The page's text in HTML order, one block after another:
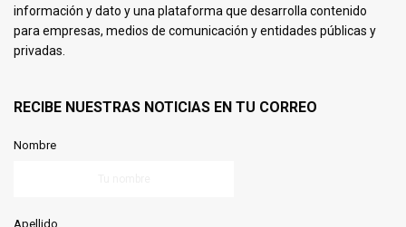
información y dato y una plataforma que desarrolla contenido
para empresas, medios de comunicación y entidades públicas y
privadas.
RECIBE NUESTRAS NOTICIAS EN TU CORREO
Nombre
Apellido